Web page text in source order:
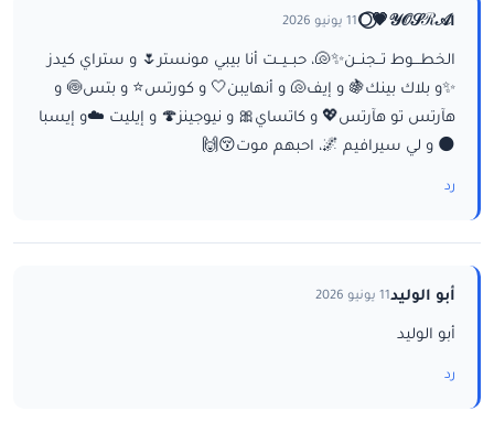
ا𝒴𝒪𝒮ℛ𝒜💗⃝🌕 11 يونيو 2026
الخطـــوط تــجنــن✨🐚، حبــيــت أنا بيبي مونستر🌷 و ستراي كيدز
✨و بلاك بينك🍇 و إيف🐚 و أنهايبن🤍 و كورتس⭐ و بتس🍥 و
هآرتس تو هآرتس💖 و كاتساي🎀 و نيوجينز🍄 و إيليت ☁️و إيسبا
🌑 و لي سيرافيم 🌌، احبهم موت😚🙌
رد
أبو الوليد11 يونيو 2026
أبو الوليد
رد